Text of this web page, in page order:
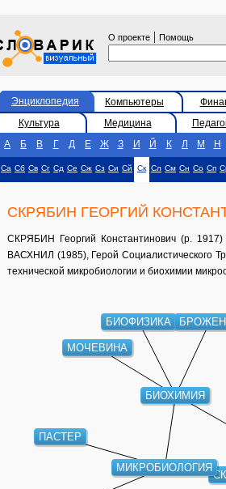
О проекте | Помощь
Энциклопедия Компьютеры
Культура
Медицина
А
Б В Г Д Е Ж З И Й К Л М Н
Са Сб Св Сг Сд Се Сж Сз Си Сй Ск Сл См Сн Со Сп
СКРЯБИН ГЕОРГИЙ
СКРЯБИН Георгий Константинович (р.
ВАСХНИЛ (1985), Герой Социалистического
технической микробиологии и биохимии
МИКРОБИОЛОГИЯ
БИОХИМИЯ
ПАСТЕР
БИОФИЗИКА
МОЧЕВИНА